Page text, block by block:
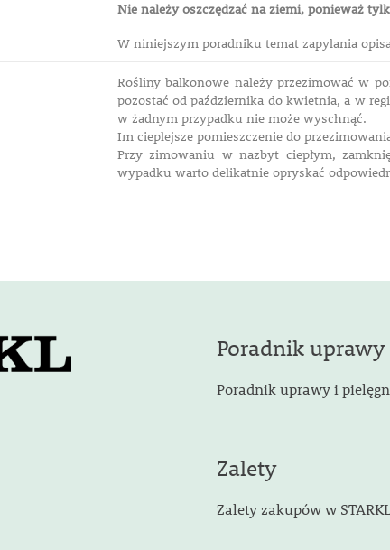
Nie należy oszczędzać na ziemi, ponieważ
W niniejszym poradniku temat zapylania
Rośliny balkonowe należy przezimować w
pozostać od października do kwietnia, a w
w żadnym przypadku nie może wyschnąć.
Im cieplejsze pomieszczenie do
Przy zimowaniu w nazbyt ciepłym,
wypadku warto delikatnie opryskać
Poradnik uprawy
Poradnik uprawy i
Zalety
Zalety zakupów w